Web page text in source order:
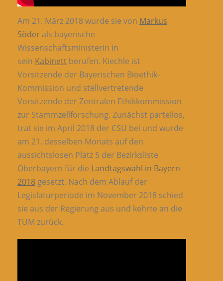
Am 21. März 2018 wurde sie von Markus
Söderals bayerische
Wissenschaftsministerin in
sein Kabinett berufen. Kiechle ist
Vorsitzende der Bayerischen Bioethik-
Kommission und stellvertretende
Vorsitzende der Zentralen Ethikkommission
zur Stammzellforschung. Zunächst parteilos,
trat sie im April 2018 der CSU bei und wurde
am 21. desselben Monats auf den
aussichtslosen Platz 5 der Bezirksliste
Oberbayern für die Landtagswahl in Bayern
2018gesetzt. Nach dem Ablauf der
Legislaturperiode im November 2018 schied
sie aus der Regierung aus und kehrte an die
TUM zurück.